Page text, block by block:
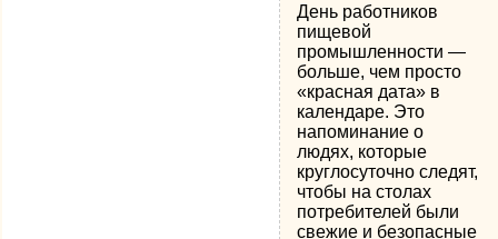
День работников
пищевой
промышленности —
больше, чем просто
«красная дата» в
календаре. Это
напоминание о
людях, которые
круглосуточно следят,
чтобы на столах
потребителей были
свежие и безопасные